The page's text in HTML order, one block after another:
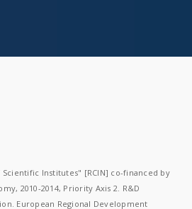
Institutes" [RCIN] co-financed by
2010-2014, Priority Axis 2. R&D
European Regional Development